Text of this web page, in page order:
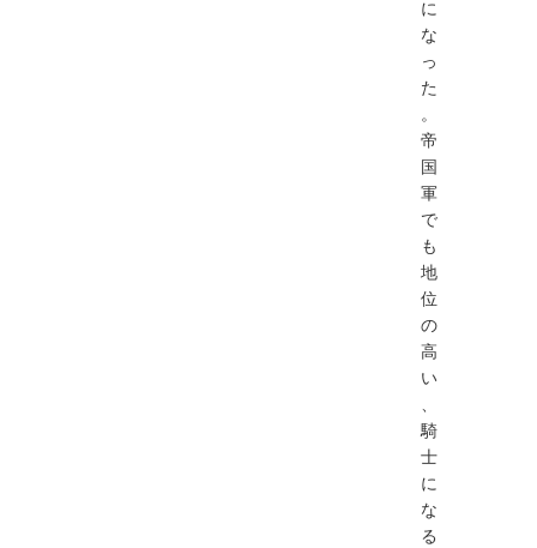
に
な
っ
た
。
帝
国
軍
で
も
地
位
の
高
い
騎
士
に
な
る